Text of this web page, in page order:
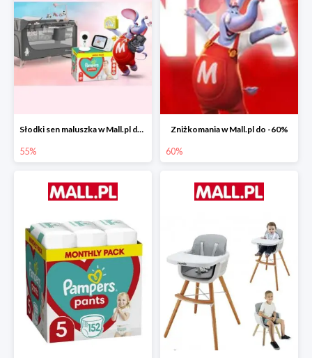
Słodki sen maluszka w Mall.pl do -55%
55%
Zniżkomania w Mall.pl do -60%
60%